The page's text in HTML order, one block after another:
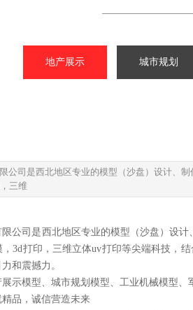
地产展示 城市规划
公司是西北地区专业的模型（沙盘）设计、
三维
公司是西北地区专业的模型（沙盘）设
3d打印，三维立体uv打印等尖端科技，
和震撼力。
展示模型、城市规划模型、工业机械模型
精品，诚信营造未来